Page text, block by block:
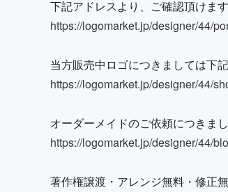
下記アドレスより、ご確認頂けます
https://logomarket.jp/designer/44/
当方販売中ロゴにつきましては下
https://logomarket.jp/designer/44/
オーダーメイドのご依頼につきま
https://logomarket.jp/designer/44/
著作権譲渡・アレンジ無料・修正